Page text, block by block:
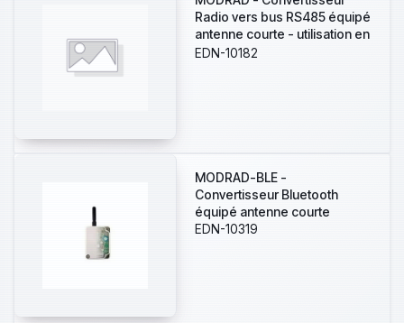
Radio vers bus RS485 équipé
antenne courte - utilisation en
mode centralisé jusqu'à 1
EDN-10182
MODRAD-BLE -
Convertisseur Bluetooth
équipé antenne courte
EDN-10319